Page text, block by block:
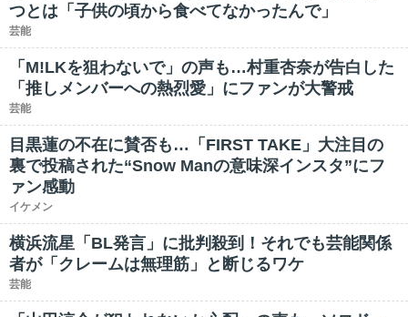
つとは「子供の頃から食べてなかったんで」
芸能
「M!LKを狙わないで」の声も…村重杏奈が告白した
「推しメンバーへの熱烈愛」にファンが大警戒
芸能
目黒蓮の不在に賛否も…「FIRST TAKE」大注目の
裏で投稿された“Snow Manの意味深インスタ”にフ
ァン感動
イケメン
横浜流星「BL発言」に批判殺到！それでも芸能関係
者が「クレームは無理筋」と断じるワケ
芸能